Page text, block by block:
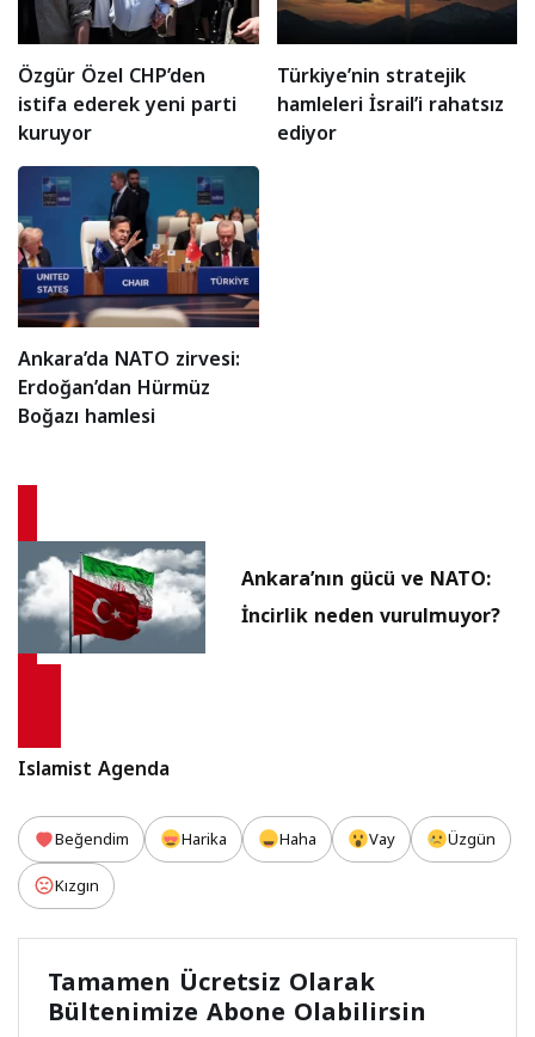
Özgür Özel CHP’den
istifa ederek yeni parti
kuruyor
Türkiye’nin stratejik
hamleleri İsrail’i rahatsız
ediyor
Ankara’da NATO zirvesi:
Erdoğan’dan Hürmüz
Boğazı hamlesi
Ankara’nın gücü ve NATO:
İncirlik neden vurulmuyor?
Islamist Agenda
Beğendim Harika Haha Vay
Üzgün
Kızgın
Tamamen Ücretsiz Olarak
Bültenimize Abone Olabilirsin